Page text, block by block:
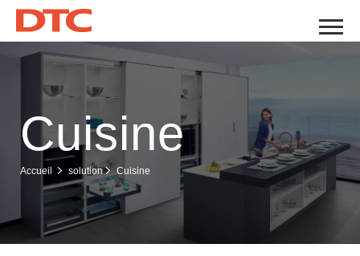
Cuisine
Accueil solution Cuisine